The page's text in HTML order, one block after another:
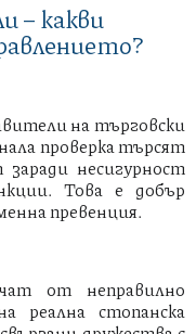
– какви
на търговски
проверка търсят
несигурност
Това е добър
превенция.
от неправилно
реална стопанска